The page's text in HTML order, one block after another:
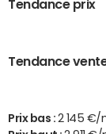
Tendance prix
Tendance
Prix bas : 2 145 €/